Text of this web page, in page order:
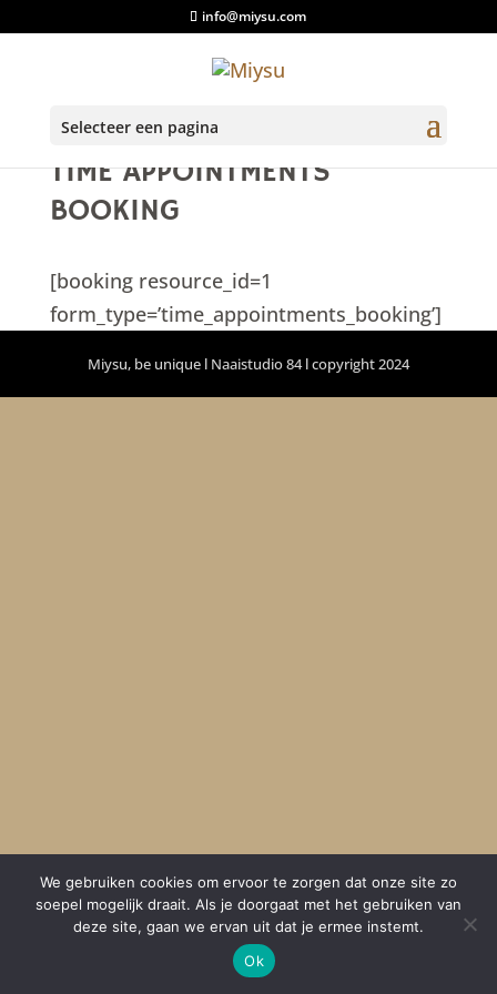
info@miysu.com
Selecteer een pagina
TIME APPOINTMENTS
BOOKING
[booking resource_id=1
form_type=’time_appointments_booking’]
Miysu, be unique l Naaistudio 84 l copyright 2024
We gebruiken cookies om ervoor te zorgen dat onze site zo
soepel mogelijk draait. Als je doorgaat met het gebruiken van
deze site, gaan we ervan uit dat je ermee instemt.
Ok